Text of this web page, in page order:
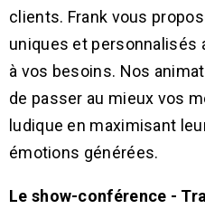
clients. Frank vous
uniques et personnalisés
à vos besoins. Nos
de passer au mieux vos
ludique en maximisant
émotions générées.
Le show-conférence -